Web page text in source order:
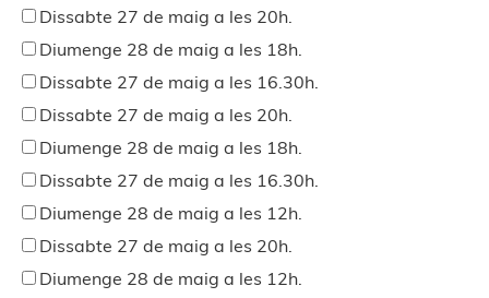
Dissabte 27 de maig a les 20h.
Diumenge 28 de maig a les 18h.
Dissabte 27 de maig a les 16.30h.
Dissabte 27 de maig a les 20h.
Diumenge 28 de maig a les 18h.
Dissabte 27 de maig a les 16.30h.
Diumenge 28 de maig a les 12h.
Dissabte 27 de maig a les 20h.
Diumenge 28 de maig a les 12h.